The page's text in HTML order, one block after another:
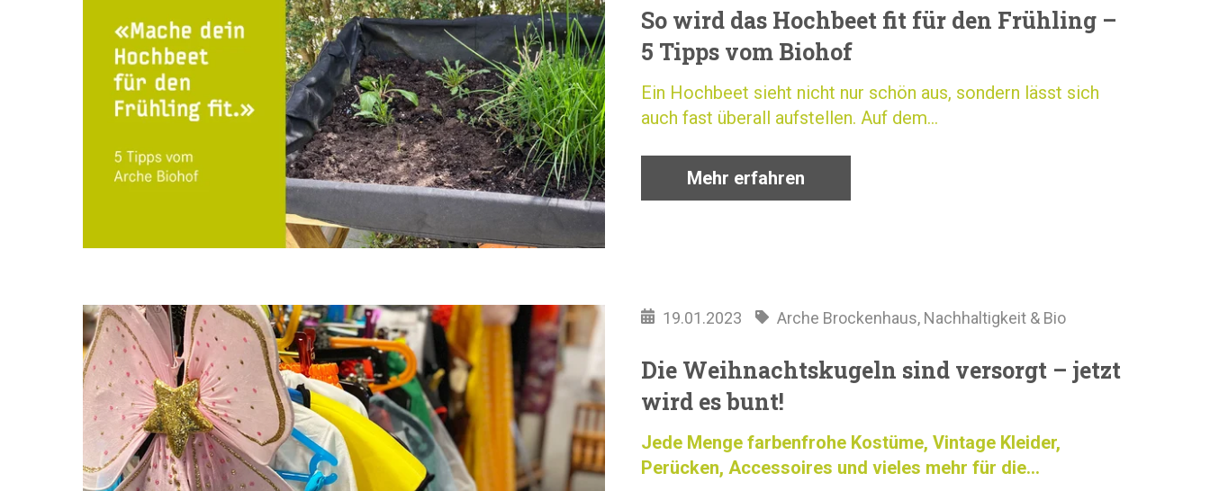
So wird das Hochbeet fit für den Frühling –
5 Tipps vom Biohof
Ein Hochbeet sieht nicht nur schön aus, sondern lässt sich
auch fast überall aufstellen. Auf dem...
Mehr erfahren
19.01.2023 Arche Brockenhaus, Nachhaltigkeit & Bio
Die Weihnachtskugeln sind versorgt – jetzt
wird es bunt!
Jede Menge farbenfrohe Kostüme, Vintage Kleider,
Perücken, Accessoires und vieles mehr für die...